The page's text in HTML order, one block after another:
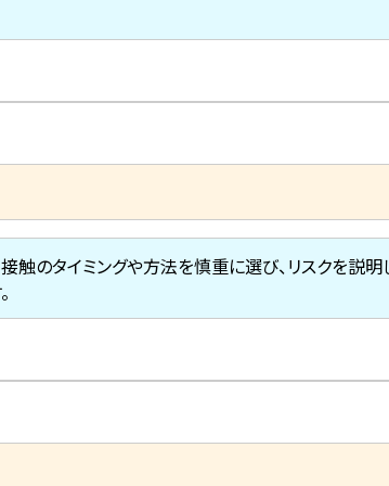
触のタイミングや方法を慎重に選び、リスクを説明